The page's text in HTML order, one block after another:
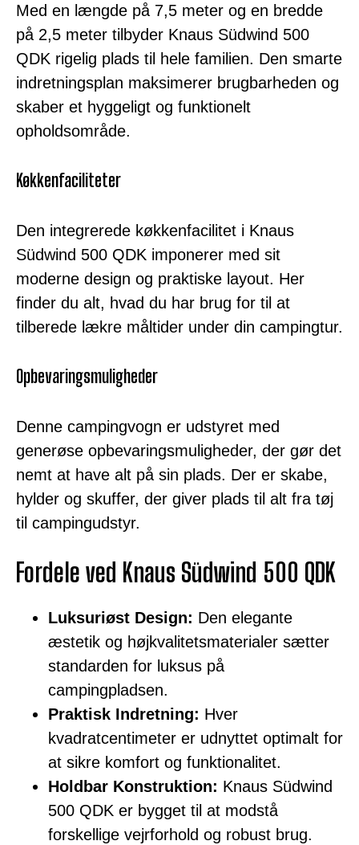
Med en længde på 7,5 meter og en bredde
på 2,5 meter tilbyder Knaus Südwind 500
QDK rigelig plads til hele familien. Den smarte
indretningsplan maksimerer brugbarheden og
skaber et hyggeligt og funktionelt
opholdsområde.
Køkkenfaciliteter
Den integrerede køkkenfacilitet i Knaus
Südwind 500 QDK imponerer med sit
moderne design og praktiske layout. Her
finder du alt, hvad du har brug for til at
tilberede lækre måltider under din campingtur.
Opbevaringsmuligheder
Denne campingvogn er udstyret med
generøse opbevaringsmuligheder, der gør det
nemt at have alt på sin plads. Der er skabe,
hylder og skuffer, der giver plads til alt fra tøj
til campingudstyr.
Fordele ved Knaus Südwind 500 QDK
Luksuriøst Design: Den elegante
æstetik og højkvalitetsmaterialer sætter
standarden for luksus på
campingpladsen.
Praktisk Indretning: Hver
kvadratcentimeter er udnyttet optimalt for
at sikre komfort og funktionalitet.
Holdbar Konstruktion: Knaus Südwind
500 QDK er bygget til at modstå
forskellige vejrforhold og robust brug.